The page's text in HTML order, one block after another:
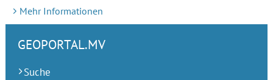
Mehr Informationen
GEOPORTAL.MV
Suche